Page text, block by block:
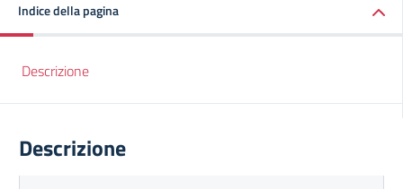
Indice della pagina
Descrizione
Descrizione